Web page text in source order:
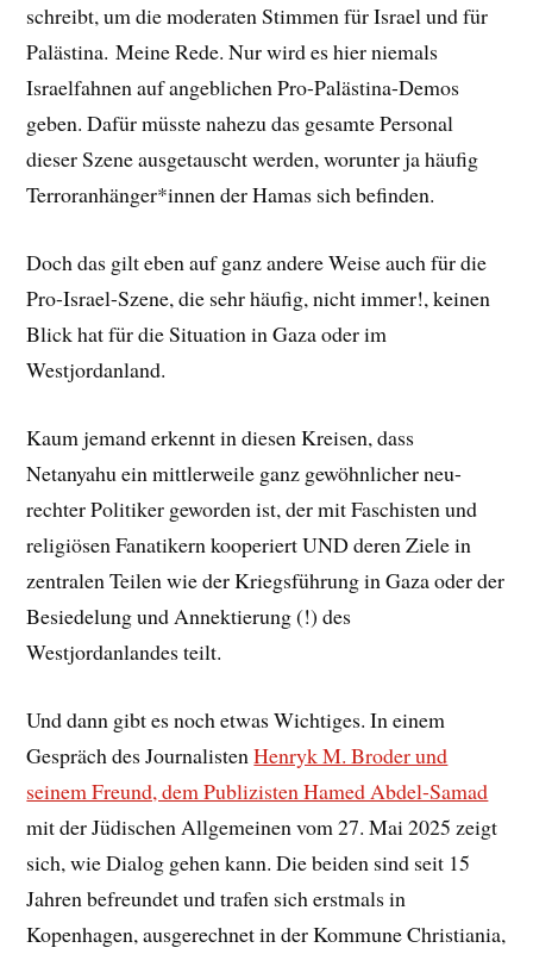
schreibt, um die moderaten Stimmen für Israel und für
Palästina. Meine Rede. Nur wird es hier niemals
Israelfahnen auf angeblichen Pro-Palästina-Demos
geben. Dafür müsste nahezu das gesamte Personal
dieser Szene ausgetauscht werden, worunter ja häufig
Terroranhänger*innen der Hamas sich befinden.
Doch das gilt eben auf ganz andere Weise auch für die
Pro-Israel-Szene, die sehr häufig, nicht immer!, keinen
Blick hat für die Situation in Gaza oder im
Westjordanland.
Kaum jemand erkennt in diesen Kreisen, dass
Netanyahu ein mittlerweile ganz gewöhnlicher neu-
rechter Politiker geworden ist, der mit Faschisten und
religiösen Fanatikern kooperiert UND deren Ziele in
zentralen Teilen wie der Kriegsführung in Gaza oder der
Besiedelung und Annektierung (!) des
Westjordanlandes teilt.
Und dann gibt es noch etwas Wichtiges. In einem
Gespräch des JournalistenHenryk M. Broder und
seinem Freund, dem Publizisten Hamed Abdel-Samad
mit der Jüdischen Allgemeinen vom 27. Mai 2025 zeigt
sich, wie Dialog gehen kann. Die beiden sind seit 15
Jahren befreundet und trafen sich erstmals in
Kopenhagen, ausgerechnet in der Kommune Christiania,